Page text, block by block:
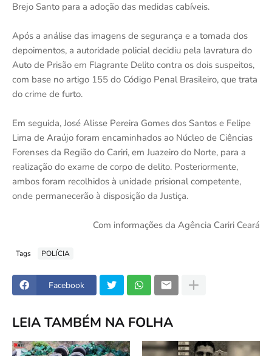
Brejo Santo para a adoção das medidas cabíveis.
Após a análise das imagens de segurança e a tomada dos
depoimentos, a autoridade policial decidiu pela lavratura do
Auto de Prisão em Flagrante Delito contra os dois suspeitos,
com base no artigo 155 do Código Penal Brasileiro, que trata
do crime de furto.
Em seguida, José Alisse Pereira Gomes dos Santos e Felipe
Lima de Araújo foram encaminhados ao Núcleo de Ciências
Forenses da Região do Cariri, em Juazeiro do Norte, para a
realização do exame de corpo de delito. Posteriormente,
ambos foram recolhidos à unidade prisional competente,
onde permanecerão à disposição da Justiça.
Com informações da Agência Cariri Ceará
Tags POLÍCIA
Facebook
LEIA TAMBÉM NA FOLHA